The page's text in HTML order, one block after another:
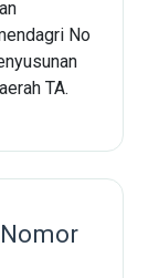
No
TA.